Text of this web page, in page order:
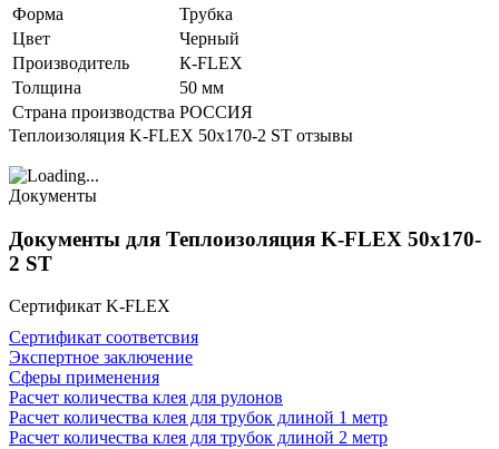
Форма
Трубка
Цвет
Черный
Производитель
К-FLEX
Толщина
50 мм
Страна производства РОССИЯ
Теплоизоляция K-FLEX 50x170-2 ST отзывы
Документы
Документы для Теплоизоляция K-FLEX 50x170-
2 ST
Сертификат K-FLEX
Сертификат соответсвия
Экспертное заключение
Сферы применения
Расчет количества клея для рулонов
Расчет количества клея для трубок длиной 1 метр
Расчет количества клея для трубок длиной 2 метр